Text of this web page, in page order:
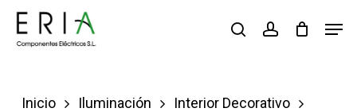
Saltar
buscaraccount
Inicio Iluminación
Interior Decorativo